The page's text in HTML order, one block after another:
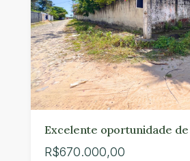
R$670.000,00